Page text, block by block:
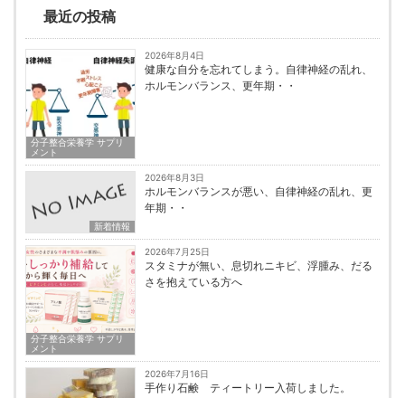
最近の投稿
分子整合栄養学 サプリ
メント
2026年8月4日
健康な自分を忘れてしまう。自律神経の乱れ、
ホルモンバランス、更年期・・
新着情報
2026年8月3日
ホルモンバランスが悪い、自律神経の乱れ、更
年期・・
分子整合栄養学 サプリ
メント
2026年7月25日
スタミナが無い、息切れニキビ、浮腫み、だる
さを抱えている方へ
2026年7月16日
手作り石鹸 ティートリー入荷しました。